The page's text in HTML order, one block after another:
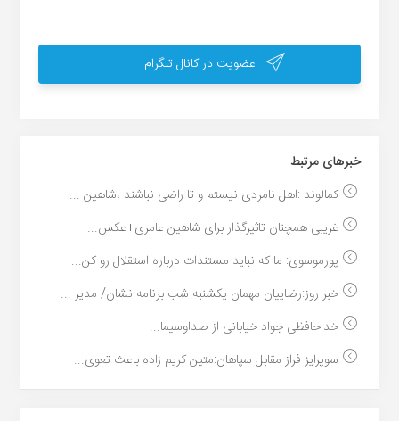
عضویت در کانال تلگرام
خبر‌های مرتبط
کمالوند :اهل نامردی نیستم و تا راضی نباشند ،شاهین ...
غریبی همچنان تاثیرگذار برای شاهین عامری+عکس...
پورموسوی: ما که نباید مستندات درباره استقلال رو کن...
خبر روز:رضاییان مهمان یکشنبه شب برنامه نشان/ مدیر ...
خداحافظی جواد خیابانی از صداوسیما...
سوپرایز فراز مقابل سپاهان:متین کریم زاده باعث تعوی...